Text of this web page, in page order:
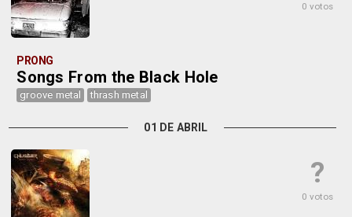
0 votos
PRONG
Songs From the Black Hole
groove metal thrash metal
01 DE ABRIL
?
0 votos